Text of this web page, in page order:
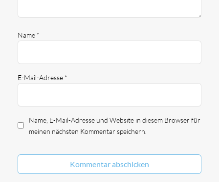
Name *
E-Mail-Adresse *
Name, E-Mail-Adresse und Website in diesem Browser für
meinen nächsten Kommentar speichern.